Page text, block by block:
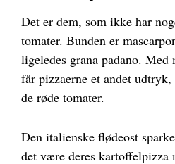
Det er dem, som ikke har
tomater. Bunden er
ligeledes grana padano. Med
får pizzaerne et andet
de røde tomater.
Den italienske flødeost
det være deres